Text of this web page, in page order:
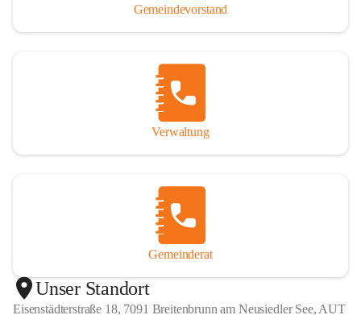
Gemeindevorstand
Verwaltung
Gemeinderat
Unser Standort
Eisenstädterstraße 18, 7091 Breitenbrunn am Neusiedler See, AUT